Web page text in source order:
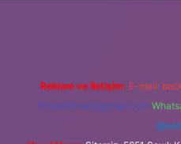
Reklam ve İletişim: E-mail:
forumhizmeti@gmail.com